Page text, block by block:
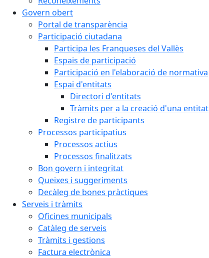
Govern obert
Portal de transparència
Participació ciutadana
Participa les Franqueses del Vallès
Espais de participació
Participació en l'elaboració de normativa
Espai d'entitats
Directori d'entitats
Tràmits per a la creació d'una entitat
Registre de participants
Processos participatius
Processos actius
Processos finalitzats
Bon govern i integritat
Queixes i suggeriments
Decàleg de bones pràctiques
Serveis i tràmits
Oficines municipals
Catàleg de serveis
Tràmits i gestions
Factura electrònica